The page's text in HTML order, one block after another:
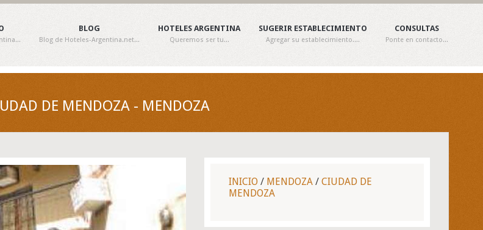
BLOG
Blog de Hoteles-Argentina.net...
HOTELES ARGENTINA
Queremos ser tu...
SUGERIR ESTABLECIMIENTO
Agregar su establecimiento....
CONSULTAS
Ponte en contacto...
DE MENDOZA - MENDOZA
INICIO / MENDOZA / CIUDAD DE
MENDOZA